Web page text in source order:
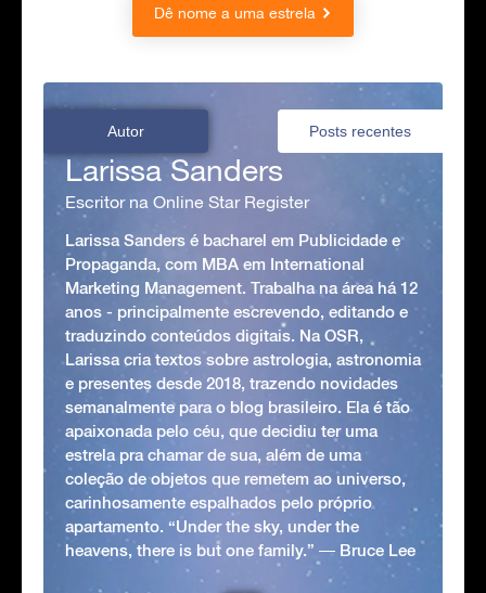
Dê nome a uma estrela
Autor Posts recentes
Larissa Sanders
Escritor na Online Star Register
Larissa Sanders é bacharel em Publicidade e
Propaganda, com MBA em International
Marketing Management. Trabalha na área há 12
anos - principalmente escrevendo, editando e
traduzindo conteúdos digitais. Na OSR,
Larissa cria textos sobre astrologia, astronomia
e presentes desde 2018, trazendo novidades
semanalmente para o blog brasileiro. Ela é tão
apaixonada pelo céu, que decidiu ter uma
estrela pra chamar de sua, além de uma
coleção de objetos que remetem ao universo,
carinhosamente espalhados pelo próprio
apartamento. “Under the sky, under the
heavens, there is but one family.” ― Bruce Lee